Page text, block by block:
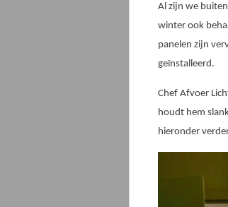
Al zijn we
winter ook
panelen zijn
geïnstalleerd.
Chef Afvoer
houdt hem
hieronder